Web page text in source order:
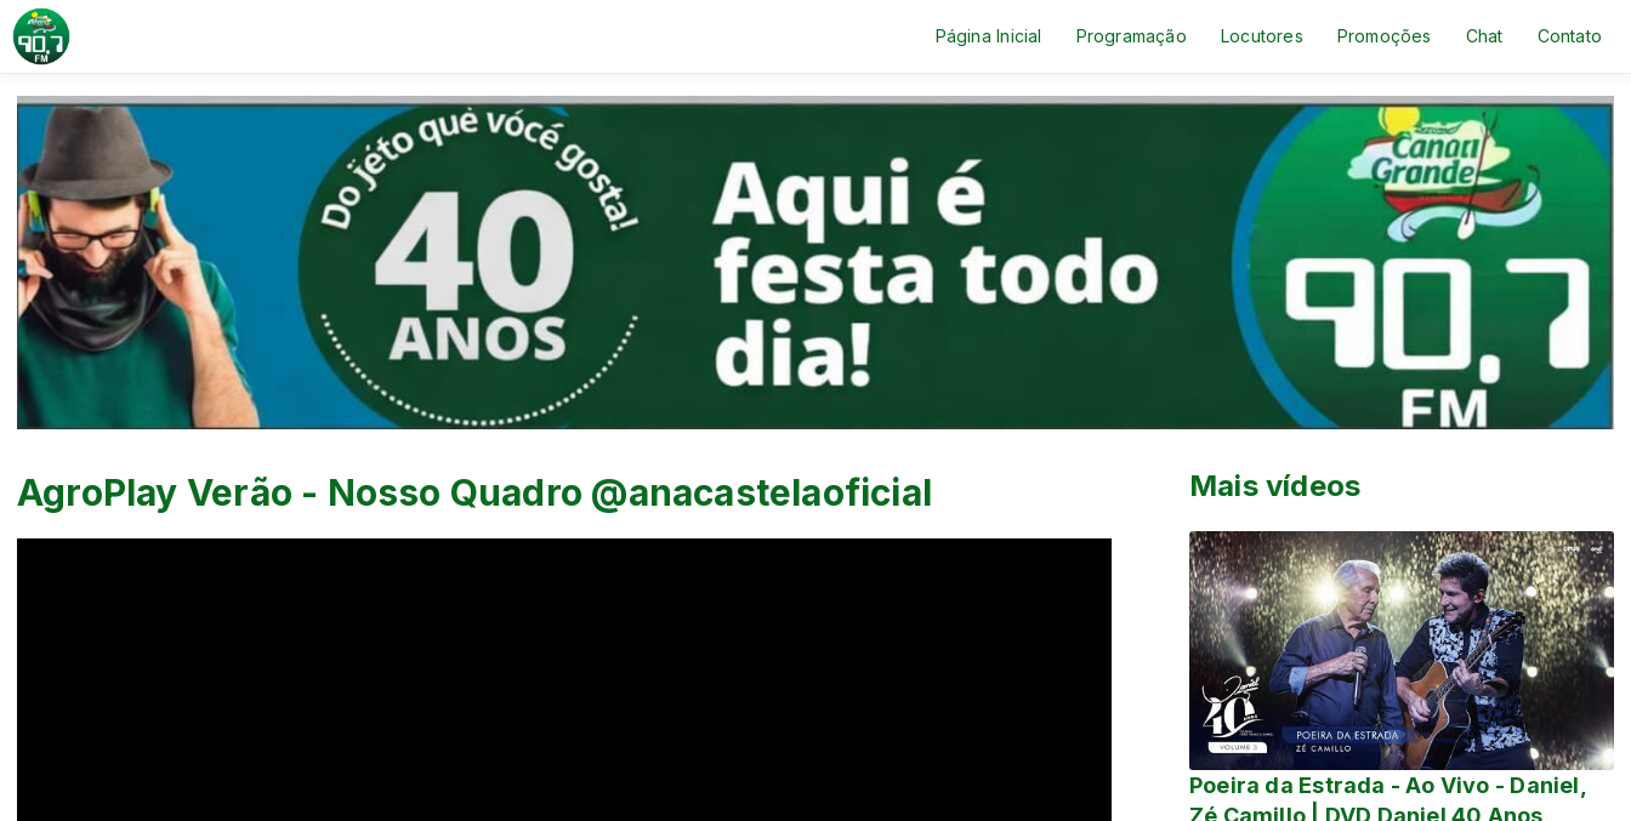
Página Inicial Programação Locutores Promoções Chat Contato
AgroPlay Verão - Nosso Quadro @anacastelaoficial Mais vídeos
Poeira da Estrada - Ao Vivo - Daniel,
Zé Camillo | DVD Daniel 40 Anos